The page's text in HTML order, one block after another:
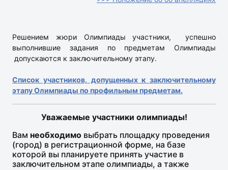
Решением жюри Олимпиады участники, успешно
выполнившие задания по предметам Олимпиады
допускаются к заключительному этапу.
Список участников, допущенных к заключительному
этапу Олимпиады по профильным предметам.
Уважаемые участники олимпиады!
Вам необходимо выбрать площадку проведения
(город) в регистрационной форме, на базе
которой вы планируете принять участие в
заключительном этапе олимпиады, а также